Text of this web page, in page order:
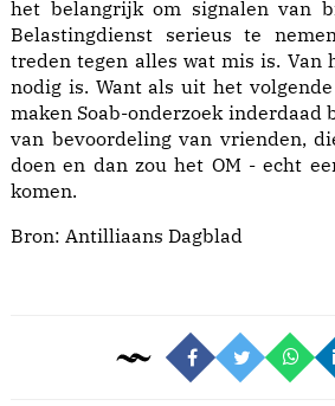
het belangrijk om signalen van
Belastingdienst serieus te
treden tegen alles wat mis is. Van
nodig is. Want als uit het
maken Soab-onderzoek inderdaad
van bevoordeling van vrienden,
doen en dan zou het OM - echt
komen.
Bron: Antilliaans Dagblad